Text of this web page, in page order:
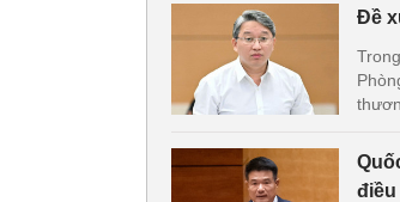
Đề
điều